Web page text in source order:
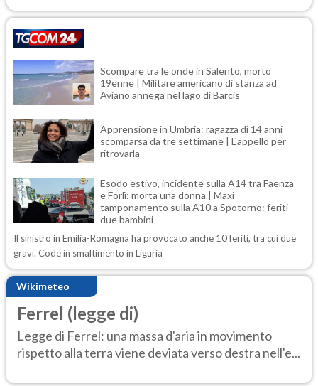
Scompare tra le onde in Salento, morto
19enne | Militare americano di stanza ad
Aviano annega nel lago di Barcis
Apprensione in Umbria: ragazza di 14 anni
scomparsa da tre settimane | L'appello per
ritrovarla
Esodo estivo, incidente sulla A14 tra Faenza
e Forlì: morta una donna | Maxi
tamponamento sulla A10 a Spotorno: feriti
due bambini
Il sinistro in Emilia-Romagna ha provocato anche 10 feriti, tra cui due
gravi. Code in smaltimento in Liguria
Wikimeteo
Ferrel (legge di)
Legge di Ferrel: una massa d'aria in movimento
rispetto alla terra viene deviata verso destra nell'e...